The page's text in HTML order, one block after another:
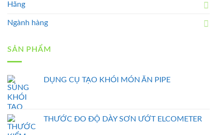
Hãng
Ngành hàng
SẢN PHẨM
DỤNG CỤ TẠO KHÓI MÓN ĂN PIPE
THƯỚC ĐO ĐỘ DÀY SƠN ƯỚT ELCOMETER